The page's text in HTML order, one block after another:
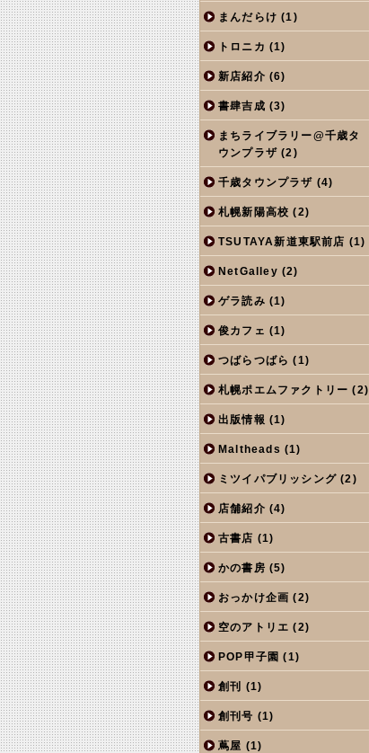
まんだらけ (1)
トロニカ (1)
新店紹介 (6)
書肆吉成 (3)
まちライブラリー@千歳タ
ウンプラザ (2)
千歳タウンプラザ (4)
札幌新陽高校 (2)
TSUTAYA新道東駅前店 (1)
NetGalley (2)
ゲラ読み (1)
俊カフェ (1)
つばらつばら (1)
札幌ポエムファクトリー (2)
出版情報 (1)
Maltheads (1)
ミツイパブリッシング (2)
店舗紹介 (4)
古書店 (1)
かの書房 (5)
おっかけ企画 (2)
空のアトリエ (2)
POP甲子園 (1)
創刊 (1)
創刊号 (1)
蔦屋 (1)